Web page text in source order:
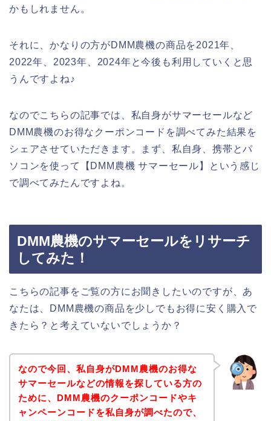
かもしれません。
それに、かなりの方がDMM農機の商品を2021年、
2022年、2023年、2024年と今後も利用していくと思
うんですよね♪
なのでこちらの記事では、私自身がサマーセールなど
DMM農機のお得なクーポンコードを調べてみた結果を
シェアさせていただきます。まず、私自身、携帯とパ
ソコンを使って【DMM農機 サマーセール】という感じ
で調べてみたんですよね。
DMM農機のサマーセールをリサーチ
してみた！
こちらの記事をご覧の方にお聞きしたいのですが、あ
なたは、DMM農機の商品を少しでもお得に安く購入で
きたら？と考えていないでしょうか？
なので今回、私自身がDMM農機のお得な
サマーセールなどの情報を探している方の
ために、DMM農機のクーポンコードやキ
ャンペーンコードを私自身が調べたので、